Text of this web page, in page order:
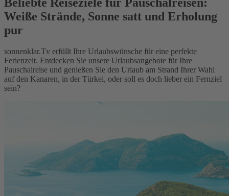
Weiße Strände, Sonne satt und Erholung
pur
sonnenklar.Tv erfüllt Ihre Urlaubswünsche für eine perfekte
Ferienzeit. Entdecken Sie unsere Urlaubsangebote für Ihre
Pauschalreise und genießen Sie den Urlaub am Strand Ihrer Wahl
auf den Kanaren, in der Türkei, oder soll es doch lieber ein Fernziel
sein?